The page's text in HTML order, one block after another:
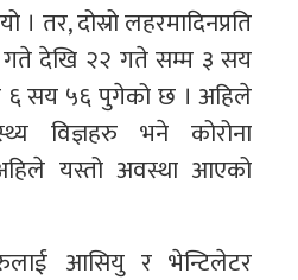
दोस्रो लहरमादिनप्रति
देखि २२ गते सम्म ३ सय
६ सय ५६ पुगेको छ । अहिले
विज्ञहरु भने कोरोना
यस्तो अवस्था आएको
आसियु र भेन्टिलेटर